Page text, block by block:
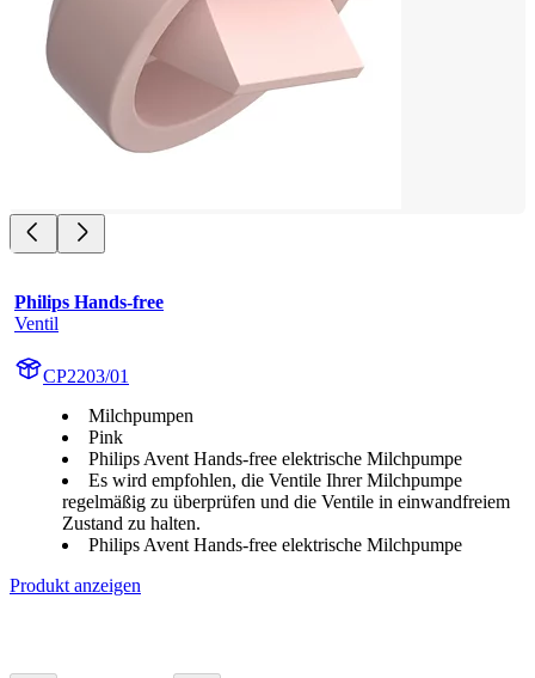
Philips Hands-free
Ventil
CP2203/01
Milchpumpen
Pink
Philips Avent Hands-free elektrische Milchpumpe
Es wird empfohlen, die Ventile Ihrer Milchpumpe
regelmäßig zu überprüfen und die Ventile in einwandfreiem
Zustand zu halten.
Philips Avent Hands-free elektrische Milchpumpe
Produkt anzeigen